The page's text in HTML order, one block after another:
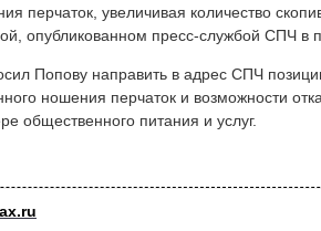
перчаток, увеличивая количество
опубликованном пресс-службой СПЧ в
Попову направить в адрес СПЧ
ношения перчаток и возможности
общественного питания и услуг.